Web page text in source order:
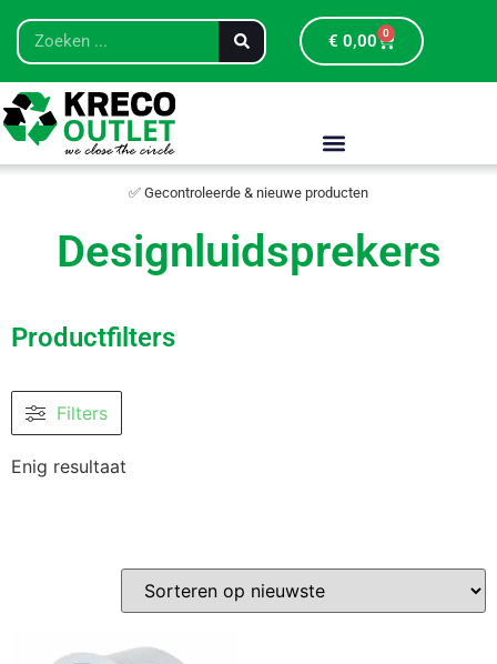
€ 0,00 0
✅ Gecontroleerde & nieuwe producten
Designluidsprekers
Productfilters
Filters
Enig resultaat